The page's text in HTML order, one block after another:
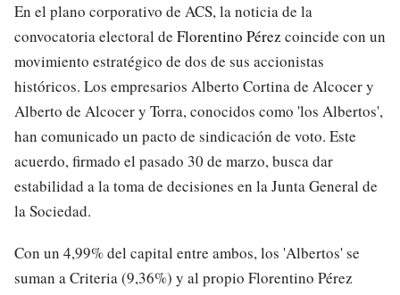
En el plano corporativo de ACS, la noticia de la
convocatoria electoral de Florentino Pérez coincide con un
movimiento estratégico de dos de sus accionistas
históricos. Los empresarios Alberto Cortina de Alcocer y
Alberto de Alcocer y Torra, conocidos como 'los Albertos',
han comunicado un pacto de sindicación de voto. Este
acuerdo, firmado el pasado 30 de marzo, busca dar
estabilidad a la toma de decisiones en la Junta General de
la Sociedad.
Con un 4,99% del capital entre ambos, los 'Albertos' se
suman a Criteria (9,36%) y al propio Florentino Pérez